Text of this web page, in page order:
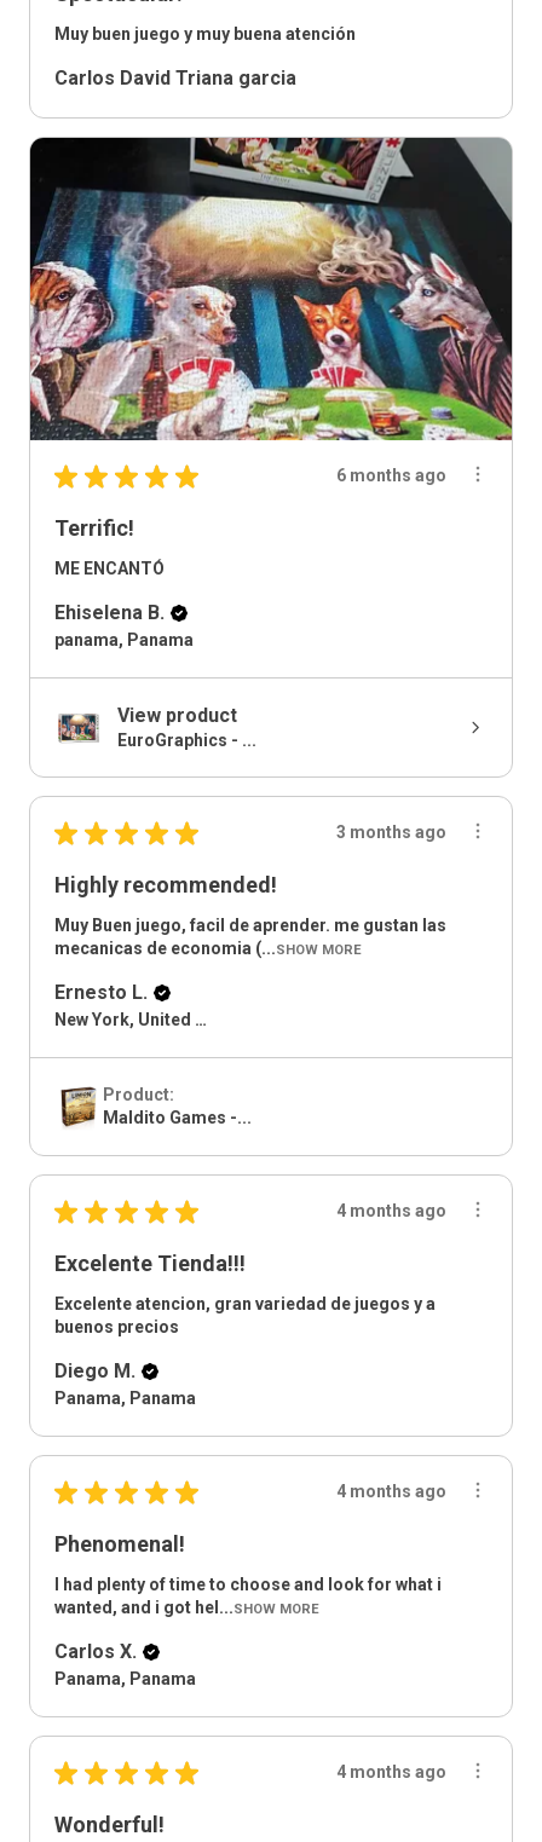
Muy buen juego y muy buena atención
Carlos David Triana garcia
★ ★ ★ ★ ★ 6 months ago
Terrific!
ME ENCANTÓ
Ehiselena B.
panama, Panama
View product
EuroGraphics - ...
★ ★ ★ ★ ★ 3 months ago
Highly recommended!
Muy Buen juego, facil de aprender. me gustan las
mecanicas de economia (...SHOW MORE
Ernesto L.
New York, United States
Product:
Maldito Games -...
★ ★ ★ ★ ★ 4 months ago
Excelente Tienda!!!
Excelente atencion, gran variedad de juegos y a
buenos precios
Diego M.
Panama, Panama
★ ★ ★ ★ ★ 4 months ago
Phenomenal!
I had plenty of time to choose and look for what i
wanted, and i got hel...SHOW MORE
Carlos X.
Panama, Panama
★ ★ ★ ★ ★ 4 months ago
Wonderful!